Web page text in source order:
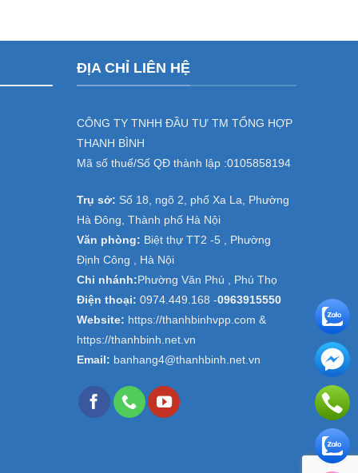
ĐỊA CHỈ LIÊN HỆ
CÔNG TY TNHH ĐẦU TƯ TM TỔNG HỢP
THANH BÌNH
Mã số thuế/Số QĐ thành lập :0105858194
Trụ sở: Số 18, ngõ 2, phố Xa La, Phường
Hà Đông, Thành phố Hà Nội
Văn phòng: Biệt thự TT2 -5 , Phường
Định Công , Hà Nội
Chi nhánh: Phường Văn Phú , Phú Thọ
Điện thoại: 0974.449.168 -0963915550
Website: https://thanhbinhvpp.com &
https://thanhbinh.net.vn
Email: banhang4@thanhbinh.net.vn